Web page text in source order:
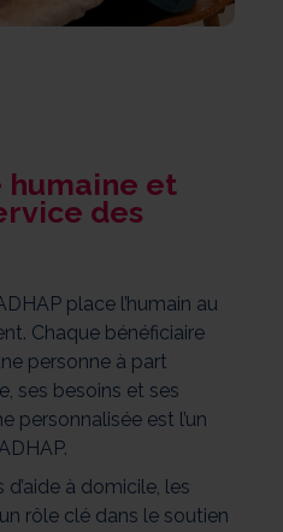
humaine et
des
place l’humain au
Chaque bénéficiaire
personne à part
ses besoins et ses
personnalisée est l’un
à domicile, les
rôle clé dans le soutien